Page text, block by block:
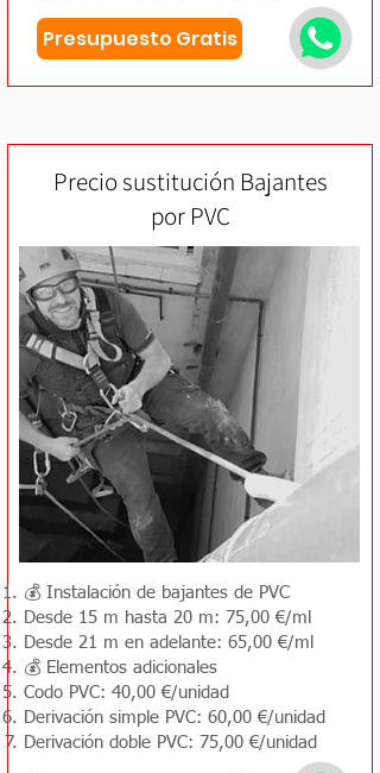
Presupuesto Gratis
Precio sustitución Bajantes
por PVC
💰 Instalación de bajantes de PVC
Desde 15 m hasta 20 m: 75,00 €/ml
Desde 21 m en adelante: 65,00 €/ml
💰 Elementos adicionales
Codo PVC: 40,00 €/unidad
Derivación simple PVC: 60,00 €/unidad
Derivación doble PVC: 75,00 €/unidad